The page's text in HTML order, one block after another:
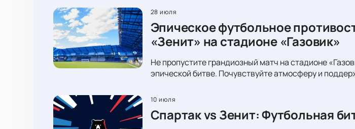
28 июля
Эпическое футбольное
«Зенит» на стадионе «Газовик»
Не пропустите грандиозный матч на стадионе
эпической битве. Почувствуйте атмосферу и
10 июля
Спартак vs Зенит: Футбольная